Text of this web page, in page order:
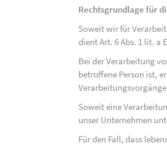
Rechtsgrundlage für
Soweit wir für
dient Art. 6 Abs. 1 lit. a
Bei der Verarbeitung
betroffene Person ist,
Soweit eine
unser Unternehmen
Für den Fall, dass